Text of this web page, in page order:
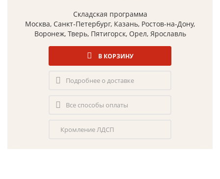
Складская программа
Москва, Санкт-Петербург, Казань, Ростов-на-Дону,
Воронеж, Тверь, Пятигорск, Орел, Ярославль
В КОРЗИНУ
Подробнее о доставке
Все способы оплаты
Кромление ЛДСП